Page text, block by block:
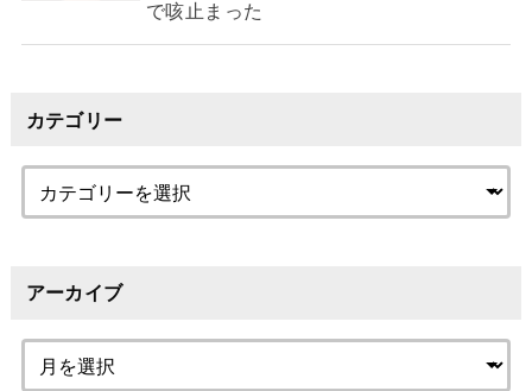
で咳止まった
カテゴリー
アーカイブ